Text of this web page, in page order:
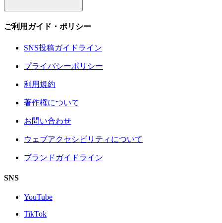
ご利用ガイド・ポリシー
SNS投稿ガイドライン
プライバシーポリシー
利用規約
著作権について
お問い合わせ
ウェブアクセシビリティについて
ブランドガイドライン
SNS
YouTube
TikTok